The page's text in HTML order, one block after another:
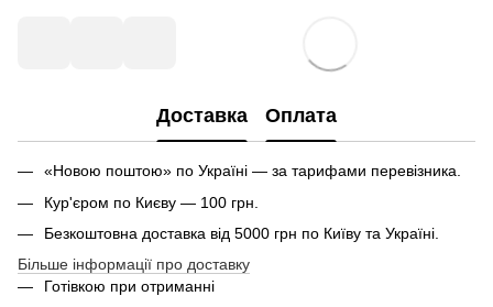
Доставка Оплата
«Новою поштою» по Україні — за тарифами перевізника.
Кур'єром по Києву — 100 грн.
Безкоштовна доставка від 5000 грн по Київу та Україні.
Більше інформації про доставку
Готівкою при отриманні